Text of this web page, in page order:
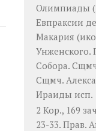
Олимпиады (
Евпраксии
Макария (
Унженского.
Собора.
Сщмч.
Ираиды исп.
2 Кор., 169
23-33. Прав.